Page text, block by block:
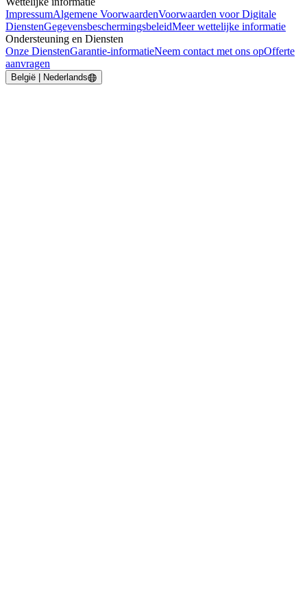
ImpressumAlgemene VoorwaardenVoorwaarden voor Digitale
DienstenGegevensbeschermingsbeleidMeer wettelijke informatie
Ondersteuning en Diensten
Onze DienstenGarantie-informatieNeem contact met ons opOfferte
aanvragen
België | Nederlands